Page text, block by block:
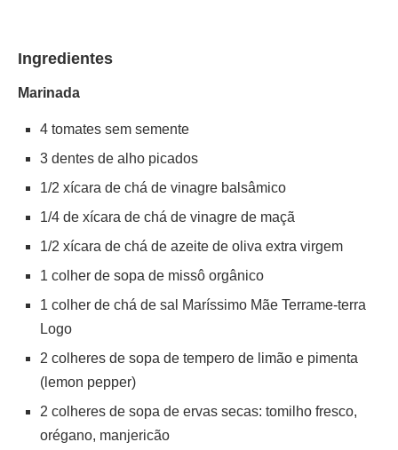
Ingredientes
Marinada
4 tomates sem semente
3 dentes de alho picados
1/2 xícara de chá de vinagre balsâmico
1/4 de xícara de chá de vinagre de maçã
1/2 xícara de chá de azeite de oliva extra virgem
1 colher de sopa de missô orgânico
1 colher de chá de sal Maríssimo Mãe Terrame-terra
Logo
2 colheres de sopa de tempero de limão e pimenta
(lemon pepper)
2 colheres de sopa de ervas secas: tomilho fresco,
orégano, manjericão